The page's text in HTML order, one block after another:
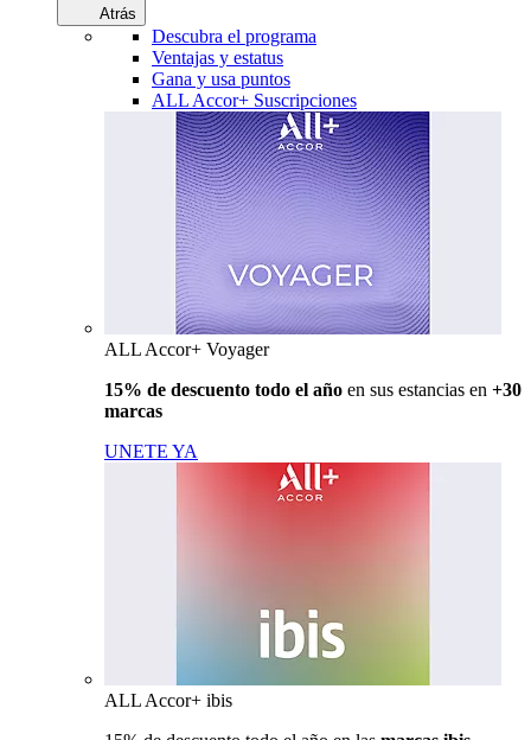
Atrás
Descubra el programa
Ventajas y estatus
Gana y usa puntos
ALL Accor+ Suscripciones
ALL Accor+ Voyager
15% de descuento todo el año en sus estancias en +30
marcas
UNETE YA
ALL Accor+ ibis